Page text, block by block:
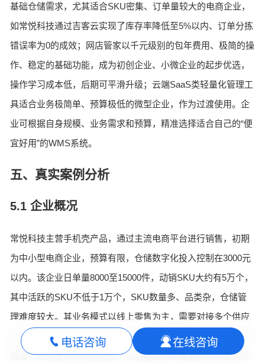
基础仓储需求，尤其适合SKU密集、订单量较大的电商企业，
如常悦科技通过吉客云实现了库存率降低至5%以内、订单分拣
错误率为0的成效；网店管家以千元级别的包年费用、极简的操
作、稳定的基础功能，成为初创企业、小微企业的起步优选，
操作学习成本低，后期可平滑升级；云端SaaS类轻量化管理工
具适合业务极简单、预算极低的微型企业，作为过渡使用。企
业可根据自身规模、业务需求和预算，精准选择适合自己的“便
宜好用”的WMS系统。
五、真实案例分析
5.1 企业概况
常悦科技主营手机壳产品，通过主流电商平台进行销售，初期
为中小型电商企业，预算有限，仓储数字化投入控制在3000元
以内。该企业日单量8000至15000件，动销SKU大约有5万个，
其中活跃的SKU不低于1万个，SKU数量多、品类杂，仓储管
理难度较大。其业务模式以线上零售为主，需要对接多个供应
商，核心诉求是降低库存压力、提升订单处理效率、减少订单
错发，无需复杂的高端功能，仅需基础的仓储管理和供应商对
电话咨询 在线咨询